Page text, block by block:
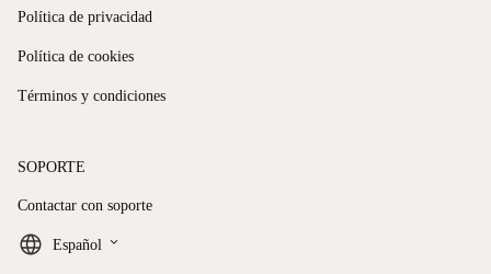
Política de privacidad
Política de cookies
Términos y condiciones
SOPORTE
Contactar con soporte
Español keyboard_arrow_down